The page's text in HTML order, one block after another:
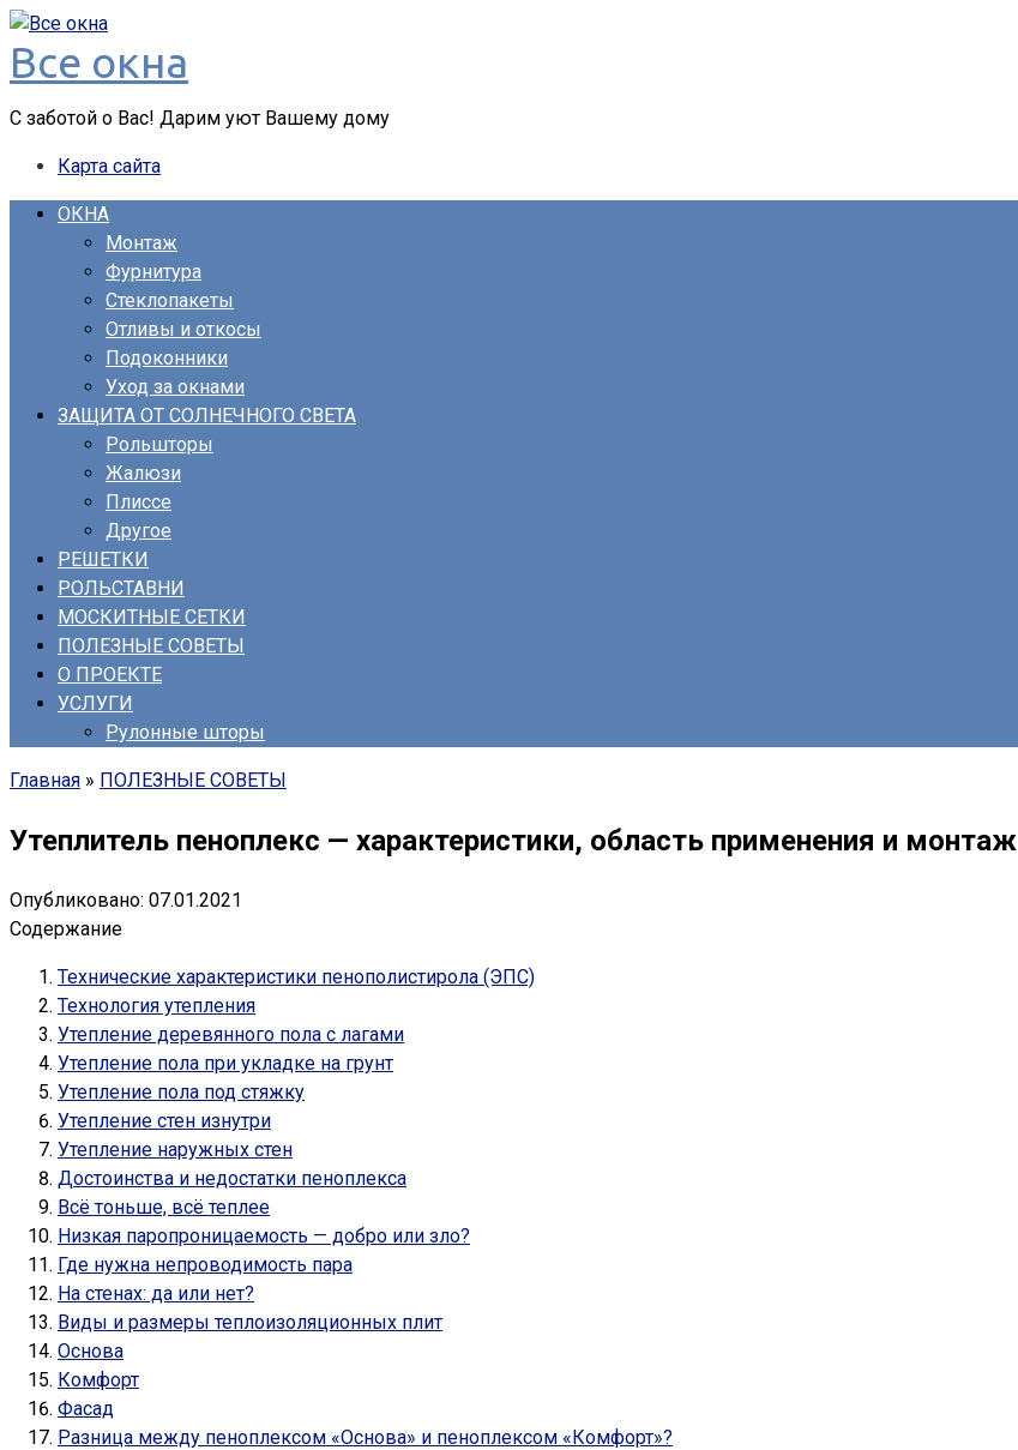
Перейти
к
контенту
Все окна
С заботой о Вас! Дарим уют Вашему дому
Карта сайта
ОКНА
Монтаж
Фурнитура
Стеклопакеты
Отливы и откосы
Подоконники
Уход за окнами
ЗАЩИТА ОТ СОЛНЕЧНОГО СВЕТА
Рольшторы
Жалюзи
Плиссе
Другое
РЕШЕТКИ
РОЛЬСТАВНИ
МОСКИТНЫЕ СЕТКИ
ПОЛЕЗНЫЕ СОВЕТЫ
О ПРОЕКТЕ
УСЛУГИ
Рулонные шторы
Главная » ПОЛЕЗНЫЕ СОВЕТЫ
Утеплитель пеноплекс — характеристики, область применения и монтаж
Опубликовано: 07.01.2021
Содержание
Технические характеристики пенополистирола (ЭПС)
Технология утепления
Утепление деревянного пола с лагами
Утепление пола при укладке на грунт
Утепление пола под стяжку
Утепление стен изнутри
Утепление наружных стен
Достоинства и недостатки пеноплекса
Всё тоньше, всё теплее
Низкая паропроницаемость — добро или зло?
Где нужна непроводимость пара
На стенах: да или нет?
Виды и размеры теплоизоляционных плит
Основа
Комфорт
Фасад
Разница между пеноплексом «Основа» и пеноплексом «Комфорт»?